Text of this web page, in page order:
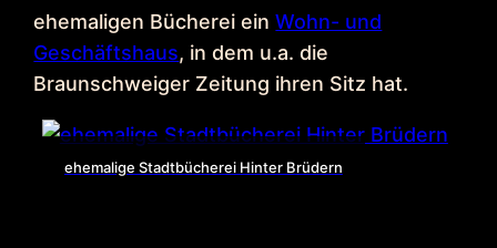
ehemaligen Bücherei einWohn- und
Geschäftshaus, in dem u.a. die
Braunschweiger Zeitung ihren Sitz hat.
ehemalige Stadtbücherei Hinter Brüdern